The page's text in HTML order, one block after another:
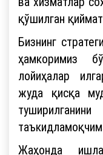
қўшилган
Бизнинг
ҳамкоримиз
лойиҳалар
жуда қисқа
Жаҳонда